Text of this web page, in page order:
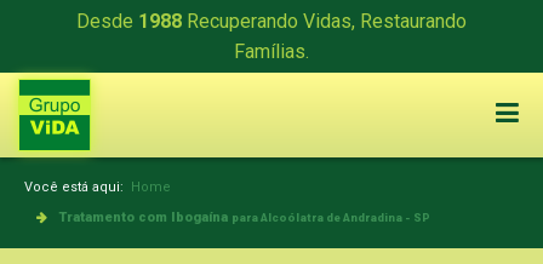
Desde 1988 Recuperando Vidas, Restaurando
Famílias.
Você está aqui: Home
Tratamento com Ibogaína para Alcoólatra de Andradina - SP